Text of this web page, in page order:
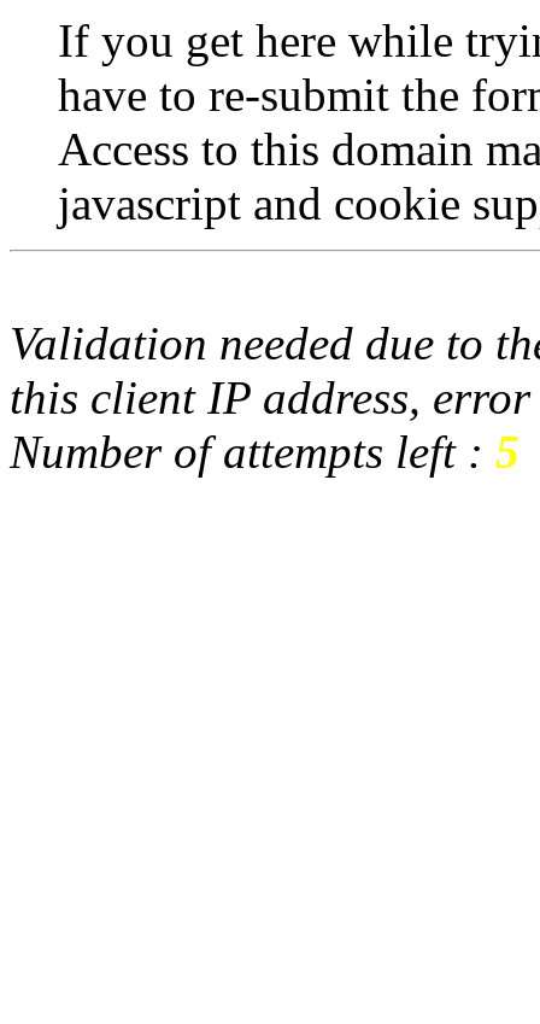
If you get here while
have to re-submit the
Access to this domain
javascript and cookie
Validation needed due to
this client IP address,
Number of attempts left : 5